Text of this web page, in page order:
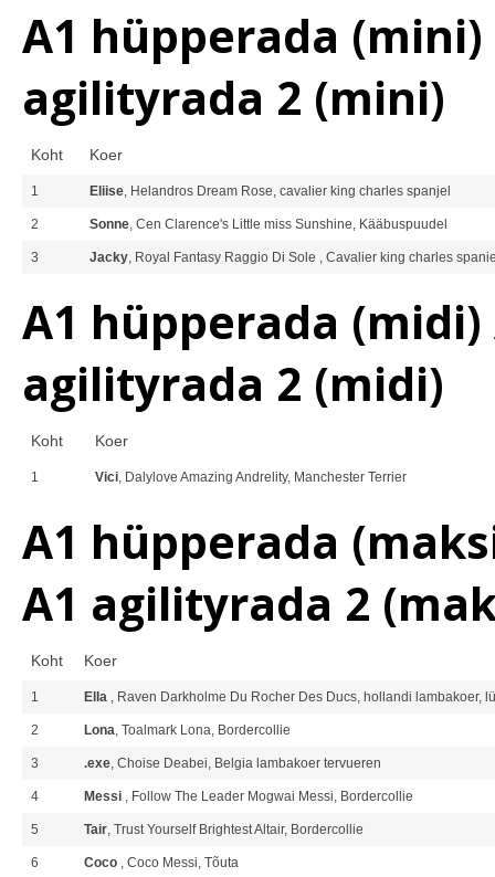
A1 hüpperada
agilityrada 2 (mini)
Koht Koer
1 Eliise, Helandros Dream Rose, cavalier king charles spanjel
2 Sonne, Cen Clarence's Little miss Sunshine, Kääbuspuudel
3 Jacky, Royal Fantasy Raggio Di Sole , Cavalier king charles
A1 hüpperada
agilityrada 2 (midi)
Koht Koer
1 Vici, Dalylove Amazing Andrelity, Manchester Terrier
A1 hüpperada
A1 agilityrada 2
Koht Koer
1 Ella , Raven Darkholme Du Rocher Des Ducs, hollandi lambakoer,
2 Lona, Toalmark Lona, Bordercollie
3 .exe, Choise Deabei, Belgia lambakoer tervueren
4 Messi , Follow The Leader Mogwai Messi, Bordercollie
5 Tair, Trust Yourself Brightest Altair, Bordercollie
6 Coco , Coco Messi, Tõuta